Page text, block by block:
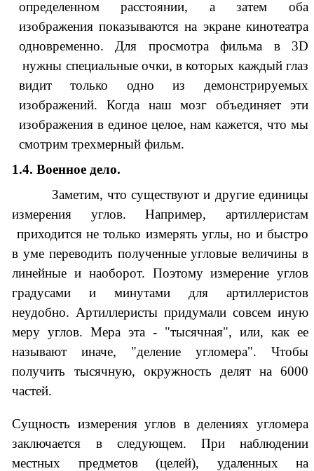
определенном расстоянии, а затем оба
изображения показываются на экране кинотеатра
одновременно. Для просмотра фильма в 3D
нужны специальные очки, в которых каждый глаз
видит только одно из демонстрируемых
изображений. Когда наш мозг объединяет эти
изображения в единое целое, нам кажется, что мы
смотрим трехмерный фильм.
1.4. Военное дело.
Заметим, что существуют и другие единицы
измерения углов. Например, артиллеристам
приходится не только измерять углы, но и быстро
в уме переводить полученные угловые величины в
линейные и наоборот. Поэтому измерение углов
градусами и минутами для артиллеристов
неудобно. Артиллеристы придумали совсем иную
меру углов. Мера эта - "тысячная", или, как ее
называют иначе, "деление угломера". Чтобы
получить тысячную, окружность делят на 6000
частей.
Сущность измерения углов в делениях угломера
заключается в следующем. При наблюдении
местных предметов (целей), удаленных на